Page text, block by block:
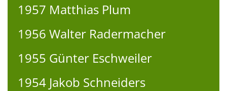
1957 Matthias Plum
1956 Walter Radermacher
1955 Günter Eschweiler
1954 Jakob Schneiders